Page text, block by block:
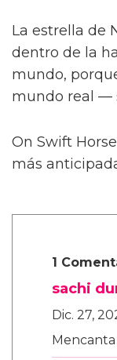
La estrella de
dentro de la
mundo,
mundo real —
On Swift
más
1
sachi
Dic. 27,
Mencanta